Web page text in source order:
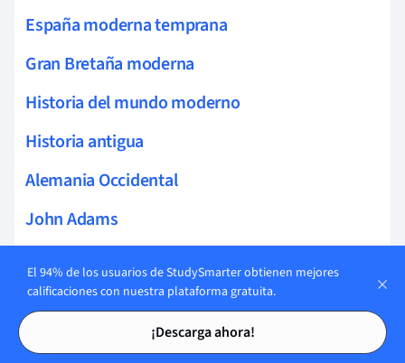
Tarjetas de estudio
Tarjetas de estudio
España moderna temprana
Gran Bretaña moderna
Historia del mundo moderno
Historia antigua
Alemania Occidental
John Adams
Temas relacionados Historia del mundo
El 94% de los usuarios de StudySmarter obtienen mejores
calificaciones con nuestra plataforma gratuita.
¡Descarga ahora!